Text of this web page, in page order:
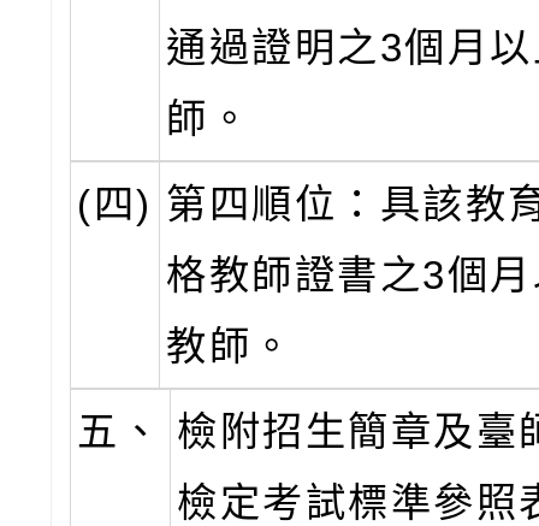
通過證明之3個月
師。
(四) 第四順位：具該教
格教師證書之3個
教師。
五、
檢附招生簡章及臺
檢定考試標準參照